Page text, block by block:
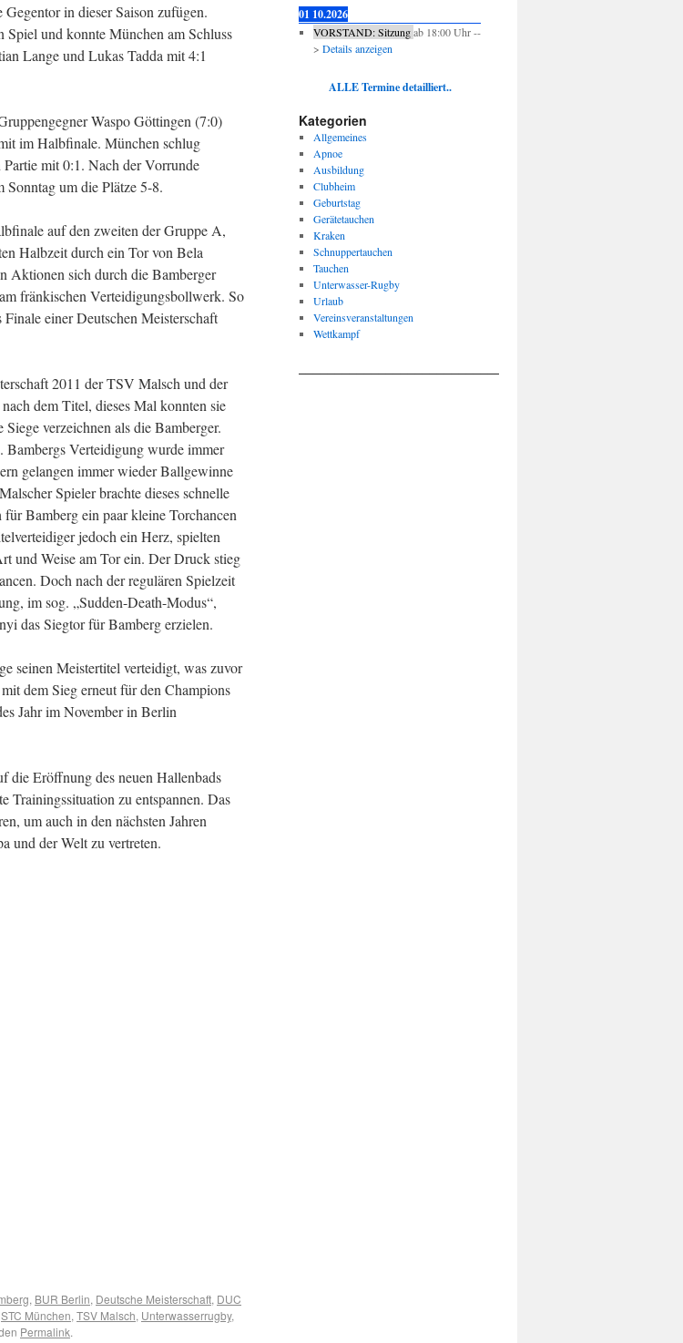
in dieser Saison zufügen.
Spiel und konnte München am Schluss
Lange und Lukas Tadda mit 4:1
Waspo Göttingen (7:0)
im Halbfinale. München schlug
mit 0:1. Nach der Vorrunde
Sonntag um die Plätze 5-8.
auf den zweiten der Gruppe A,
Halbzeit durch ein Tor von Bela
Aktionen sich durch die Bamberger
fränkischen Verteidigungsbollwerk. So
einer Deutschen Meisterschaft
2011 der TSV Malsch und der
dem Titel, dieses Mal konnten sie
verzeichnen als die Bamberger.
Bambergs Verteidigung wurde immer
gelangen immer wieder Ballgewinne
Spieler brachte dieses schnelle
Bamberg ein paar kleine Torchancen
jedoch ein Herz, spielten
und Weise am Tor ein. Der Druck stieg
Doch nach der regulären Spielzeit
im sog. „Sudden-Death-Modus“,
das Siegtor für Bamberg erzielen.
seinen Meistertitel verteidigt, was zuvor
dem Sieg erneut für den Champions
Jahr im November in Berlin
die Eröffnung des neuen Hallenbads
Trainingssituation zu entspannen. Das
um auch in den nächsten Jahren
und der Welt zu vertreten.
, BUR Berlin, Deutsche Meisterschaft, DUC
STC München, TSV Malsch, Unterwasserrugby,
Permalink.
01 10.2026
VORSTAND: Sitzung ab 18:00Uhr --
> Details anzeigen
ALLE Termine detailliert..
Kategorien
Allgemeines
Apnoe
Ausbildung
Clubheim
Geburtstag
Gerätetauchen
Kraken
Schnuppertauchen
Tauchen
Unterwasser-Rugby
Urlaub
Vereinsveranstaltungen
Wettkampf